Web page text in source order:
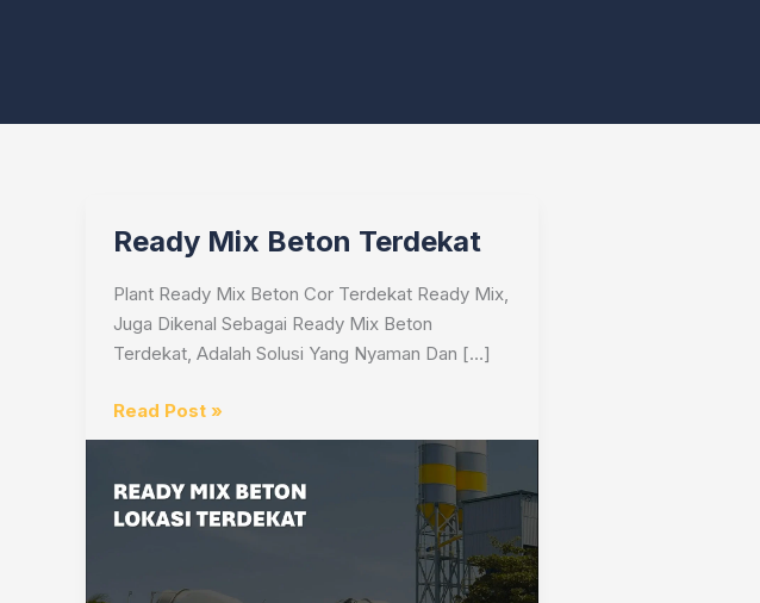
Ready Mix Beton Terdekat
Plant Ready Mix Beton Cor Terdekat Ready Mix,
Juga Dikenal Sebagai Ready Mix Beton
Terdekat, Adalah Solusi Yang Nyaman Dan […]
Ready
Mix
Terdekat
Read Post »